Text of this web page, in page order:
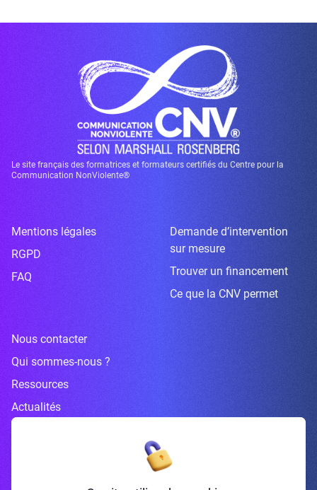
Le site français des formatrices et formateurs certifiés du Centre pour la
Communication NonViolente®
Mentions légales
RGPD
FAQ
Demande d’intervention
sur mesure
Trouver un financement
Ce que la CNV permet
Nous contacter
Qui sommes-nous ?
Ressources
Actualités
Inscrivez-vous à la newsletter